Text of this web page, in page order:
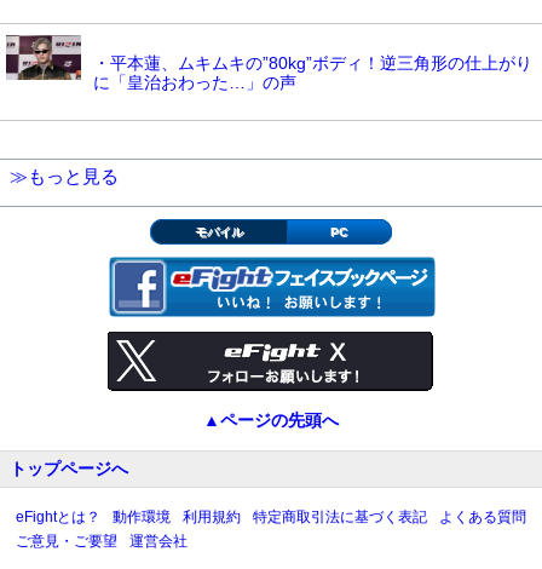
・平本蓮、ムキムキの”80kg”ボディ！逆三角形の仕上がり
に「皇治おわった…」の声
≫もっと見る
モバイル PC
▲ページの先頭へ
トップページへ
eFightとは？ 動作環境 利用規約 特定商取引法に基づく表記
よくある質問
ご意見・ご要望
運営会社